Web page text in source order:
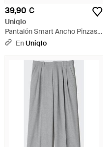
39,90 €
Uniqlo
Pantalón Smart Ancho Pinzas -
Negro
EnUniqlo